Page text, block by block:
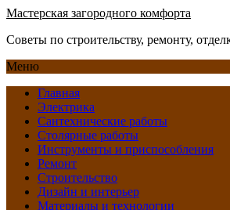
Мастерская загородного комфорта
Советы по строительству, ремонту,
Меню
Главная
Электрика
Сантехнические работы
Столярные работы
Инструменты и приспособления
Ремонт
Строительство
Дизайн и интерьер
Материалы и технологии